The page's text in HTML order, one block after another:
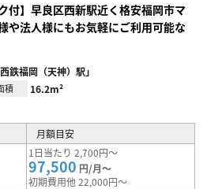
付】早良区西新駅近く格安福岡市マ
や法人様にもお気軽にご利用可能な
鉄福岡（天神）駅」
積 16.2m²
月額目安
1日当たり 2,700円～
97,500 円/月～
初期費用他 22,000円～